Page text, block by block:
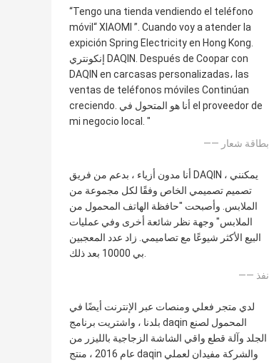
“Tengo una tienda vendiendo el teléfono
móvil“ XIAOMI ”. Cuando voy a atender la
expición Spring Electricity en Hong Kong.
إنكونتري DAQIN. Después de Coopar con
DAQIN en carcasas personalizadas، las
ventas de teléfonos móviles Continúan
creciendo. أنا هو المتحول في el proveedor de
mi negocio local. "
—— بطاقة شعار
أنا مدون أزياء ، بدعم من فريق DAQIN ، يمكنني
تصميم تصميمي الخاص وفقًا لكل مجموعة من
الملابس. وأصبحت "حافظة الهاتف المحمول من
الملابس" وجهة نظر شائعة أخرى وفي عمليات
البيع الأكثر شيوعًا مع تصاميمي. زاد عدد المعجبين
بي 10000 بعد ذلك.
—— نفذ
لدي متجر فعلي ومنصات عبر الإنترنت أيضًا في
بلدنا ، واشتريت برنامج daqin المحمول لصنع
الجلد وآلة قطع واقي الشاشة الزجاجية بالليزر من
عام 2016 ، منتج daqin والشركة مفيدان لعملي